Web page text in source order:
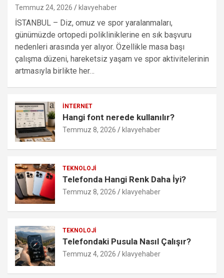
Temmuz 24, 2026 klavyehaber
İSTANBUL – Diz, omuz ve spor yaralanmaları,
günümüzde ortopedi polikliniklerine en sık başvuru
nedenleri arasında yer alıyor. Özellikle masa başı
çalışma düzeni, hareketsiz yaşam ve spor aktivitelerinin
artmasıyla birlikte her…
İNTERNET
Hangi font nerede kullanılır?
Temmuz 8, 2026 klavyehaber
TEKNOLOJI
Telefonda Hangi Renk Daha İyi?
Temmuz 8, 2026 klavyehaber
TEKNOLOJI
Telefondaki Pusula Nasıl Çalışır?
Temmuz 4, 2026 klavyehaber